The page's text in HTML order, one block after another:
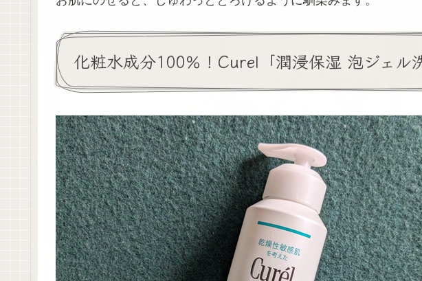
化粧水成分100％！Curel「潤浸保湿 泡ジェル